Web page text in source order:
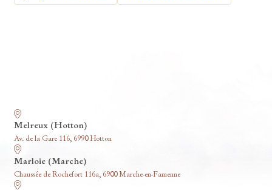
Melreux (Hotton)
Av. de la Gare 116, 6990 Hotton
Marloie (Marche)
Chaussée de Rochefort 116a, 6900 Marche-en-Famenne